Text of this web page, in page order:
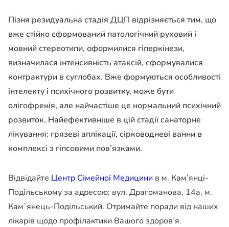
Пізня резидуальна стадія ДЦП відрізняється тим, що
вже стійко сформований патологічний руховий і
мовний стереотипи, оформилися гіперкінези,
визначилася інтенсивність атаксій, сформувалися
контрактури в суглобах. Вже формуються особливості
інтелекту і психічного розвитку, може бути
олігофренія, але найчастіше це нормальний психічний
розвиток. Найефективніше в цій стадії санаторне
лікування: грязеві аплікації, сірководневі ванни в
комплексі з гіпсовими пов’язками.
Відвідайте Центр Сімейної Медицини в м. Кам’янці-
Подільському за адресою: вул. Драгоманова, 14а, м.
Кам`янець-Подільський. Отримайте поради від наших
лікарів щодо профілактики Вашого здоров’я.